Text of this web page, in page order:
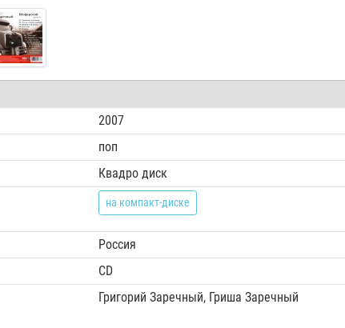
2007
поп
Квадро диск
на компакт-диске
Россия
CD
Григорий Заречный, Гриша Заречный